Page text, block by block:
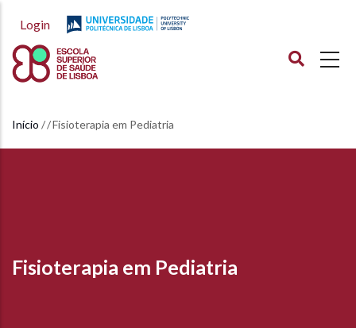
para
conteúdo
Login
Navegação
estrutural
Início Fisioterapia em Pediatria
Fisioterapia em Pediatria